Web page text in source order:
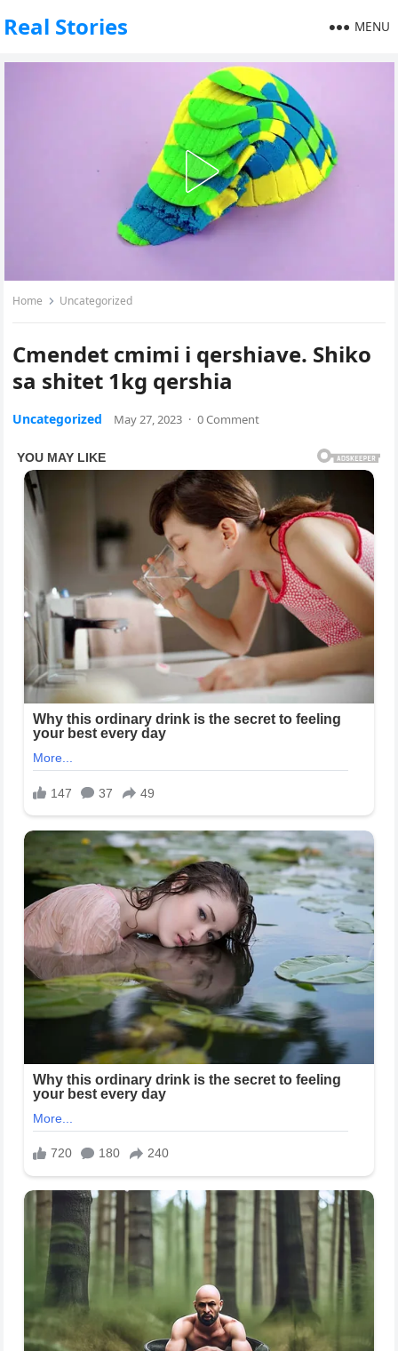
Real Stories MENU
Home Uncategorized
Cmendet cmimi i qershiave. Shiko
sa shitet 1kg qershia
Uncategorized May 27, 2023 · 0 Comment